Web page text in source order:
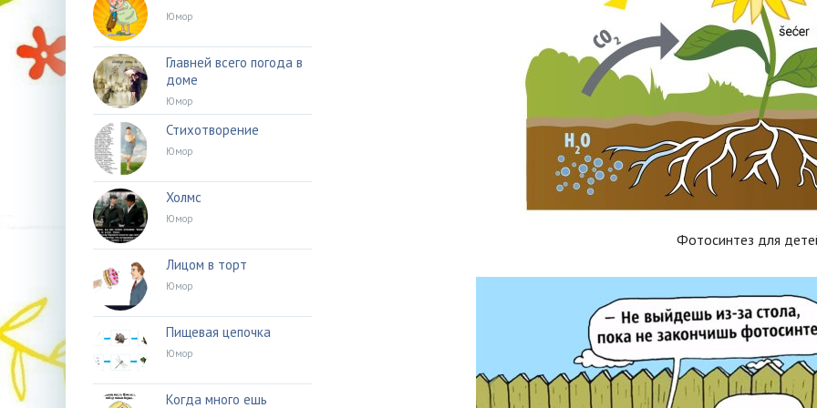
Фотосинтез для
Юмор
Главней всего погода в
доме
Юмор
Стихотворение
Юмор
Холмс
Юмор
Лицом в торт
Юмор
Пищевая цепочка
Юмор
Когда много ешь